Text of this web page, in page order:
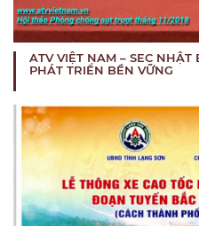
ATV VIỆT NAM – SEC
PHÁT TRIỂN BỀN VỮNG